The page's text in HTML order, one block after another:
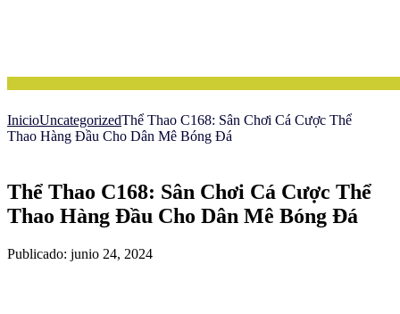
InicioUncategorizedThể Thao C168: Sân Chơi Cá Cược Thể
Thao Hàng Đầu Cho Dân Mê Bóng Đá
Thể Thao C168: Sân Chơi Cá Cược Thể
Thao Hàng Đầu Cho Dân Mê Bóng Đá
Publicado: junio 24, 2024